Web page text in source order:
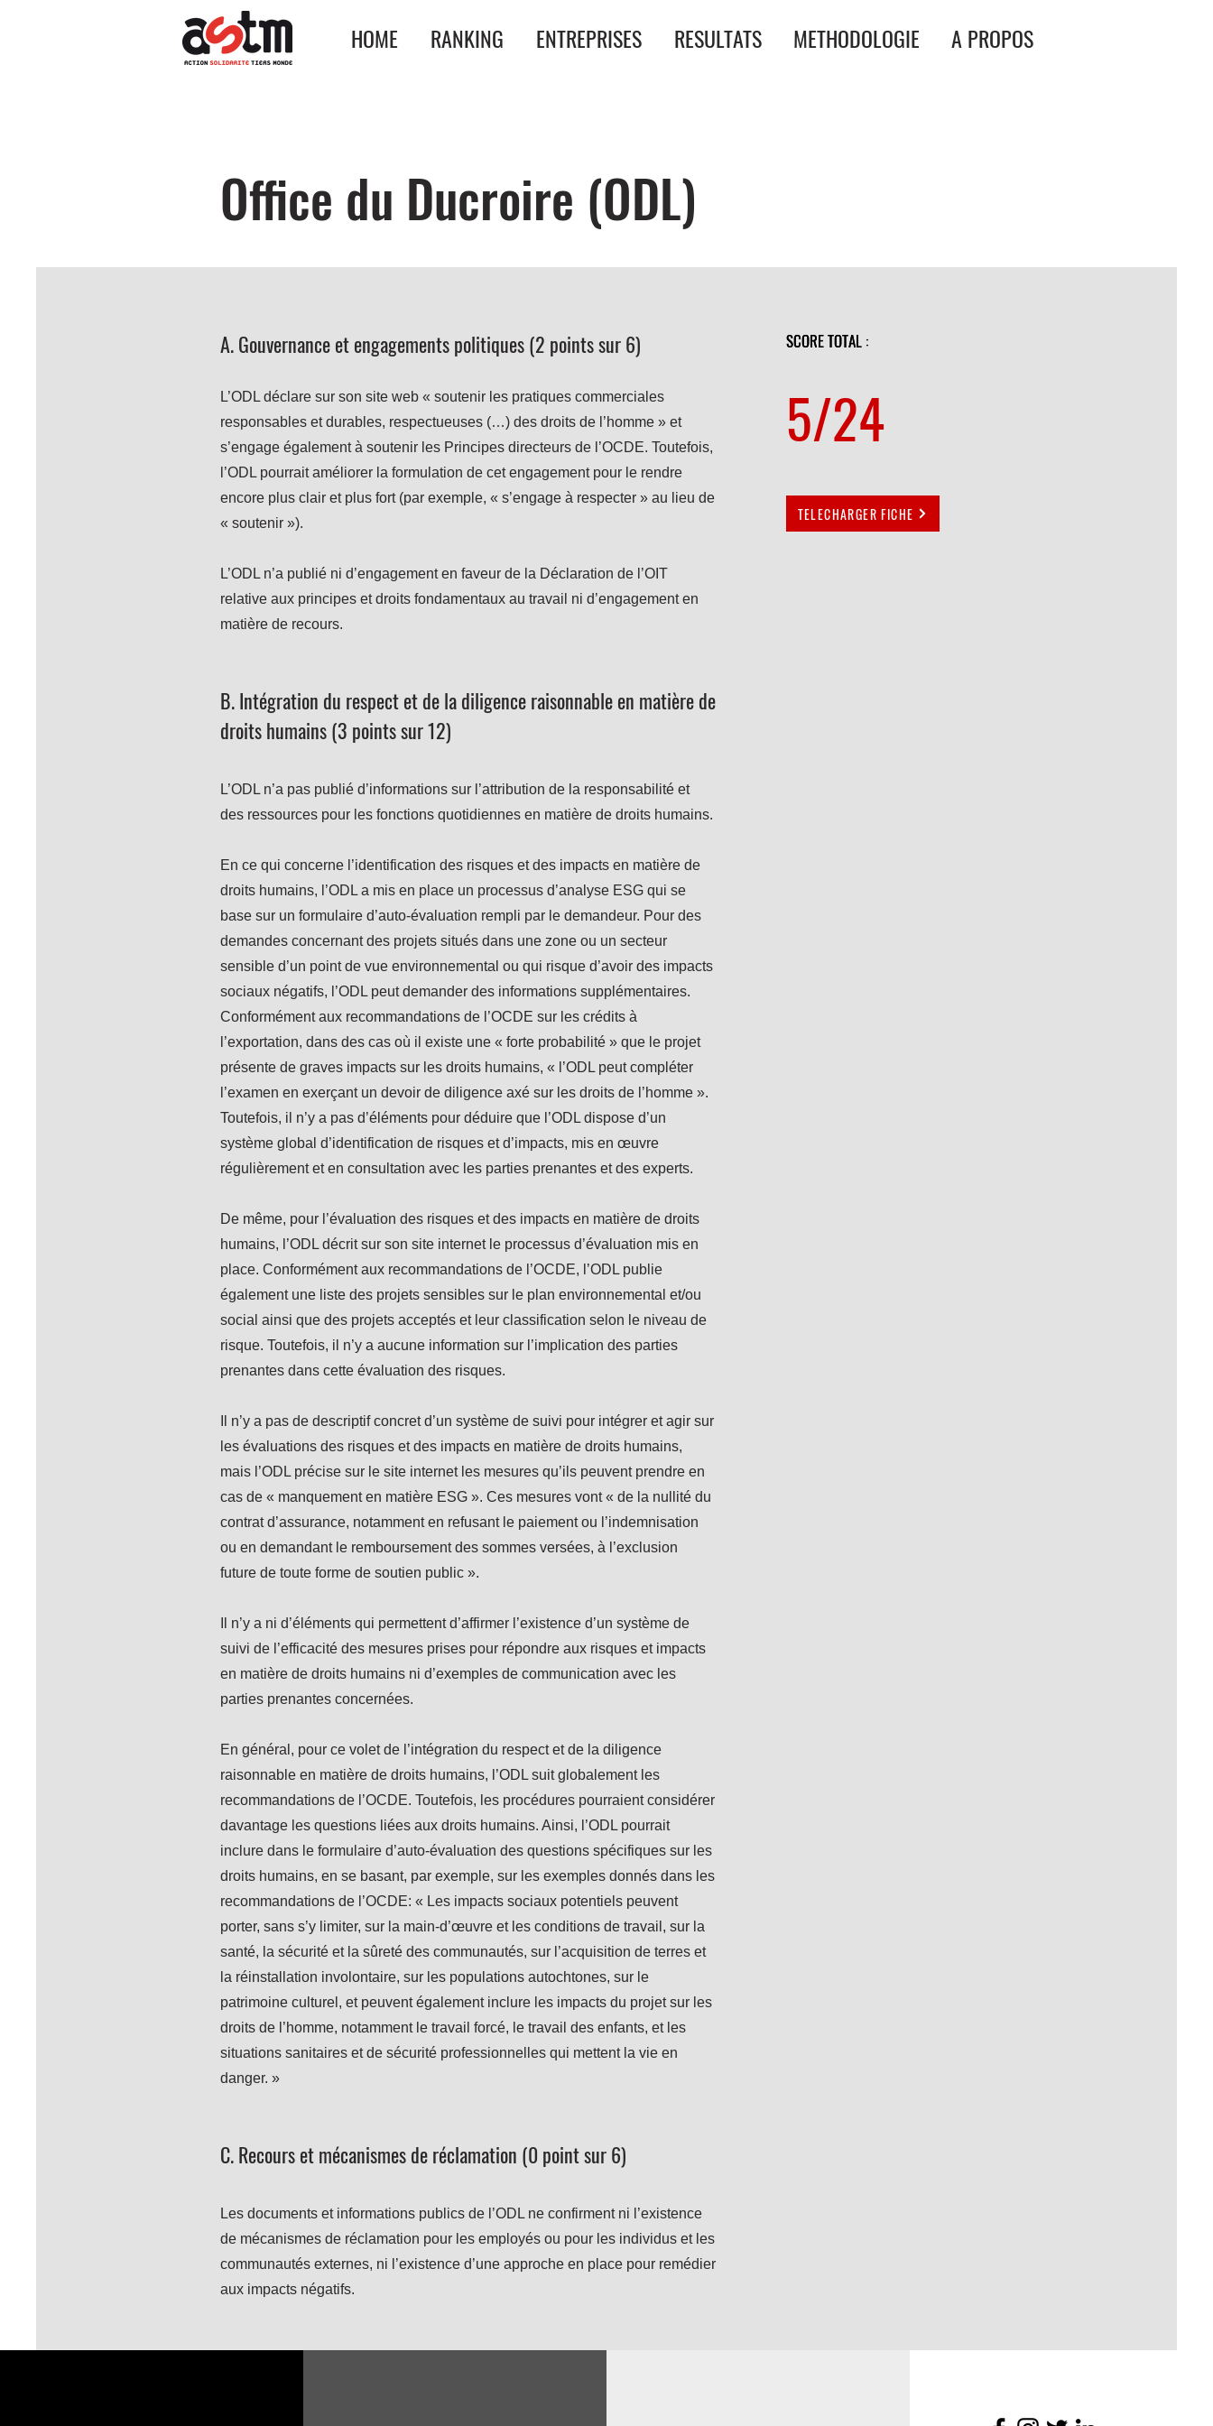
HOME RANKING ENTREPRISES RESULTATS METHODOLOGIE A PROPOS
Office du Ducroire (ODL)
A. Gouvernance et engagements politiques (2 points sur 6)
L’ODL déclare sur son site web « soutenir les pratiques commerciales
responsables et durables, respectueuses (…) des droits de l’homme » et
s’engage également à soutenir les Principes directeurs de l’OCDE. Toutefois,
l’ODL pourrait améliorer la formulation de cet engagement pour le rendre
encore plus clair et plus fort (par exemple, « s’engage à respecter » au lieu de
« soutenir »).
L’ODL n’a publié ni d’engagement en faveur de la Déclaration de l’OIT
relative aux principes et droits fondamentaux au travail ni d’engagement en
matière de recours.
B. Intégration du respect et de la diligence raisonnable en matière de
droits humains (3 points sur 12)
L’ODL n’a pas publié d’informations sur l’attribution de la responsabilité et
des ressources pour les fonctions quotidiennes en matière de droits humains.
En ce qui concerne l’identification des risques et des impacts en matière de
droits humains, l’ODL a mis en place un processus d’analyse ESG qui se
base sur un formulaire d’auto-évaluation rempli par le demandeur. Pour des
demandes concernant des projets situés dans une zone ou un secteur
sensible d’un point de vue environnemental ou qui risque d’avoir des impacts
sociaux négatifs, l’ODL peut demander des informations supplémentaires.
Conformément aux recommandations de l’OCDE sur les crédits à
l’exportation, dans des cas où il existe une « forte probabilité » que le projet
présente de graves impacts sur les droits humains, « l’ODL peut compléter
l’examen en exerçant un devoir de diligence axé sur les droits de l’homme ».
Toutefois, il n’y a pas d’éléments pour déduire que l’ODL dispose d’un
système global d’identification de risques et d’impacts, mis en œuvre
régulièrement et en consultation avec les parties prenantes et des experts.
De même, pour l’évaluation des risques et des impacts en matière de droits
humains, l’ODL décrit sur son site internet le processus d’évaluation mis en
place. Conformément aux recommandations de l’OCDE, l’ODL publie
également une liste des projets sensibles sur le plan environnemental et/ou
social ainsi que des projets acceptés et leur classification selon le niveau de
risque. Toutefois, il n’y a aucune information sur l’implication des parties
prenantes dans cette évaluation des risques.
Il n’y a pas de descriptif concret d’un système de suivi pour intégrer et agir sur
les évaluations des risques et des impacts en matière de droits humains,
mais l’ODL précise sur le site internet les mesures qu’ils peuvent prendre en
cas de « manquement en matière ESG ». Ces mesures vont « de la nullité du
contrat d’assurance, notamment en refusant le paiement ou l’indemnisation
ou en demandant le remboursement des sommes versées, à l’exclusion
future de toute forme de soutien public ».
Il n’y a ni d’éléments qui permettent d’affirmer l’existence d’un système de
suivi de l’efficacité des mesures prises pour répondre aux risques et impacts
en matière de droits humains ni d’exemples de communication avec les
parties prenantes concernées.
En général, pour ce volet de l’intégration du respect et de la diligence
raisonnable en matière de droits humains, l’ODL suit globalement les
recommandations de l’OCDE. Toutefois, les procédures pourraient considérer
davantage les questions liées aux droits humains. Ainsi, l’ODL pourrait
inclure dans le formulaire d’auto-évaluation des questions spécifiques sur les
droits humains, en se basant, par exemple, sur les exemples donnés dans les
recommandations de l’OCDE: « Les impacts sociaux potentiels peuvent
porter, sans s’y limiter, sur la main-d’œuvre et les conditions de travail, sur la
santé, la sécurité et la sûreté des communautés, sur l’acquisition de terres et
la réinstallation involontaire, sur les populations autochtones, sur le
patrimoine culturel, et peuvent également inclure les impacts du projet sur les
droits de l’homme, notamment le travail forcé, le travail des enfants, et les
situations sanitaires et de sécurité professionnelles qui mettent la vie en
danger. »
C. Recours et mécanismes de réclamation (0 point sur 6)
Les documents et informations publics de l’ODL ne confirment ni l’existence
de mécanismes de réclamation pour les employés ou pour les individus et les
communautés externes, ni l’existence d’une approche en place pour remédier
aux impacts négatifs.
SCORE TOTAL
SCORE TOTAL :
5/24
TELECHARGER FICHE